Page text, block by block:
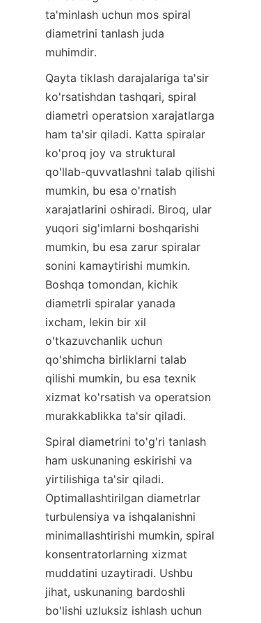
ta'minlash uchun mos spiral
diametrini tanlash juda
muhimdir.
Qayta tiklash darajalariga ta'sir
ko'rsatishdan tashqari, spiral
diametri operatsion xarajatlarga
ham ta'sir qiladi. Katta spiralar
ko'proq joy va struktural
qo'llab-quvvatlashni talab qilishi
mumkin, bu esa o'rnatish
xarajatlarini oshiradi. Biroq, ular
yuqori sig'imlarni boshqarishi
mumkin, bu esa zarur spiralar
sonini kamaytirishi mumkin.
Boshqa tomondan, kichik
diametrli spiralar yanada
ixcham, lekin bir xil
o'tkazuvchanlik uchun
qo'shimcha birliklarni talab
qilishi mumkin, bu esa texnik
xizmat ko'rsatish va operatsion
murakkablikka ta'sir qiladi.
Spiral diametrini to'g'ri tanlash
ham uskunaning eskirishi va
yirtilishiga ta'sir qiladi.
Optimallashtirilgan diametrlar
turbulensiya va ishqalanishni
minimallashtirishi mumkin, spiral
konsentratorlarning xizmat
muddatini uzaytiradi. Ushbu
jihat, uskunaning bardoshli
bo'lishi uzluksiz ishlash uchun